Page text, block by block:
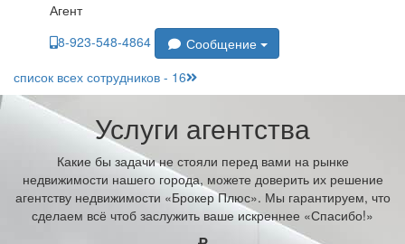
Агент
8-923-548-4864
Сообщение
список всех сотрудников - 16
Услуги агентства
Какие бы задачи не стояли перед вами на рынке
недвижимости нашего города, можете доверить их решение
агентству недвижимости «Брокер Плюс». Мы гарантируем, что
сделаем всё чтоб заслужить ваше искреннее «Спасибо!»